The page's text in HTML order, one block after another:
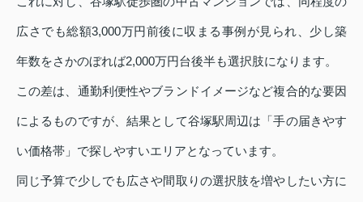
広さでも総額3,000万円前後に収まる事例が見られ、少し築
年数をさかのぼれば2,000万円台後半も選択肢になります。
この差は、通勤利便性やブランドイメージなど複合的な要因
によるものですが、結果として谷塚駅周辺は「手の届きやす
い価格帯」で探しやすいエリアとなっています。
同じ予算で少しでも広さや間取りの選択肢を増やしたい方に